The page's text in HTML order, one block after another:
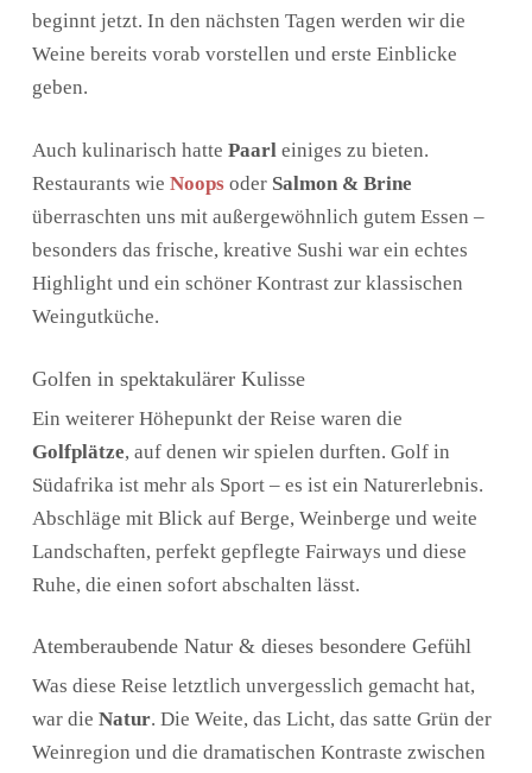
beginnt jetzt. In den nächsten Tagen werden wir die
Weine bereits vorab vorstellen und erste Einblicke
geben.
Auch kulinarisch hatte Paarleiniges zu bieten.
Restaurants wie Noopsoder Salmon & Brine
überraschten uns mit außergewöhnlich gutem Essen –
besonders das frische, kreative Sushi war ein echtes
Highlight und ein schöner Kontrast zur klassischen
Weingutküche.
Golfen in spektakulärer Kulisse
Ein weiterer Höhepunkt der Reise waren die
Golfplätze, auf denen wir spielen durften. Golf in
Südafrika ist mehr als Sport – es ist ein Naturerlebnis.
Abschläge mit Blick auf Berge, Weinberge und weite
Landschaften, perfekt gepflegte Fairways und diese
Ruhe, die einen sofort abschalten lässt.
Atemberaubende Natur & dieses besondere Gefühl
Was diese Reise letztlich unvergesslich gemacht hat,
war die Natur. Die Weite, das Licht, das satte Grün der
Weinregion und die dramatischen Kontraste zwischen